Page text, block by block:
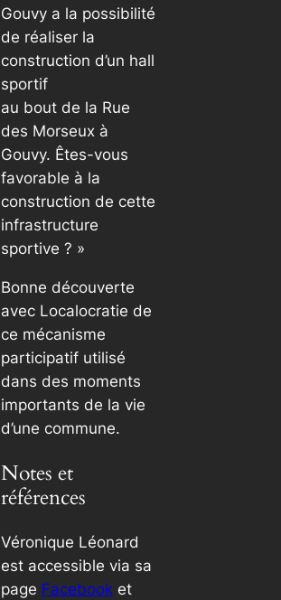
Gouvy a la possibilité
de réaliser la
construction d’un hall
sportif
au bout de la Rue
des Morseux à
Gouvy. Êtes-vous
favorable à la
construction de cette
infrastructure
sportive ? »
Bonne découverte
avec Localocratie de
ce mécanisme
participatif utilisé
dans des moments
importants de la vie
d’une commune.
Notes et
références
Véronique Léonard
est accessible via sa
page Facebooket